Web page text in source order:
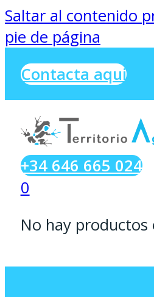
Saltar al contenido
pie de página
Contacta aqui
+34 646 665 024
0
No hay productos